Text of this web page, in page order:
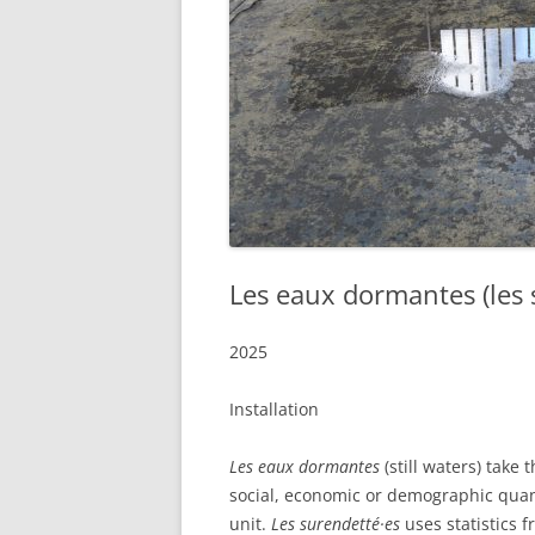
Les eaux dormantes (les
2025
Installation
Les eaux dormantes (still waters) take
social, economic or demographic
unit. Les surendetté·es uses statistics